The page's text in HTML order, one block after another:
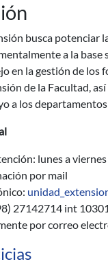
busca potenciar
a la base
en la gestión de los
de la Facultad, así
a los
lunes a viernes
por mail
27142714 int
por correo